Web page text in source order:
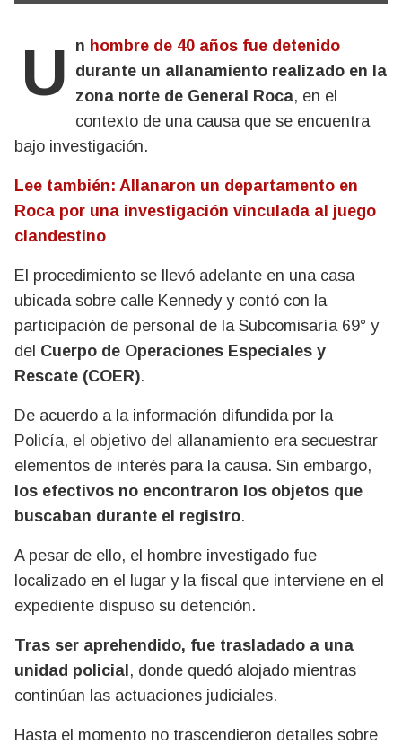
Un hombre de 40 años fue detenido
durante un allanamiento realizado en la
zona norte de General Roca, en el
contexto de una causa que se encuentra
bajo investigación.
Lee también: Allanaron un departamento en
Roca por una investigación vinculada al juego
clandestino
El procedimiento se llevó adelante en una casa
ubicada sobre calle Kennedy y contó con la
participación de personal de la Subcomisaría 69° y
del Cuerpo de Operaciones Especiales y
Rescate (COER).
De acuerdo a la información difundida por la
Policía, el objetivo del allanamiento era secuestrar
elementos de interés para la causa. Sin embargo,
los efectivos no encontraron los objetos que
buscaban durante el registro.
A pesar de ello, el hombre investigado fue
localizado en el lugar y la fiscal que interviene en el
expediente dispuso su detención.
Tras ser aprehendido, fue trasladado a una
unidad policial , donde quedó alojado mientras
continúan las actuaciones judiciales.
Hasta el momento no trascendieron detalles sobre